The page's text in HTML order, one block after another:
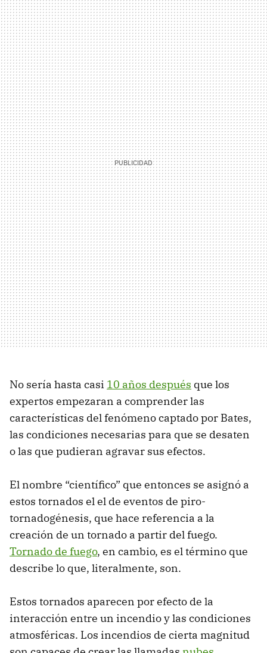
No sería hasta casi 10 años después que los
expertos empezaran a comprender las
características del fenómeno captado por Bates,
las condiciones necesarias para que se desaten
o las que pudieran agravar sus efectos.
El nombre “científico” que entonces se asignó a
estos tornados el el de eventos de piro-
tornadogénesis, que hace referencia a la
creación de un tornado a partir del fuego.
Tornado de fuego, en cambio, es el término que
describe lo que, literalmente, son.
Estos tornados aparecen por efecto de la
interacción entre un incendio y las condiciones
atmosféricas. Los incendios de cierta magnitud